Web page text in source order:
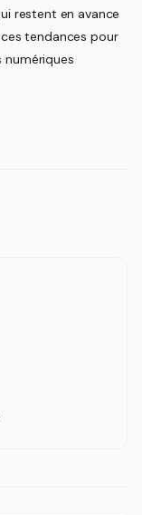
restent en avance
tendances pour
numériques